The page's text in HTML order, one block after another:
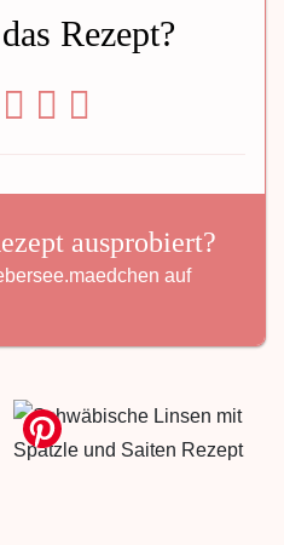
Rezept?
ausprobiert?
auf